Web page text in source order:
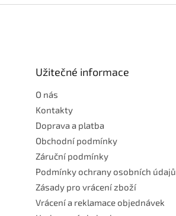
Užitečné informace
O nás
Kontakty
Doprava a platba
Obchodní podmínky
Záruční podmínky
Podmínky ochrany osobních údajů
Zásady pro vrácení zboží
Vrácení a reklamace objednávek